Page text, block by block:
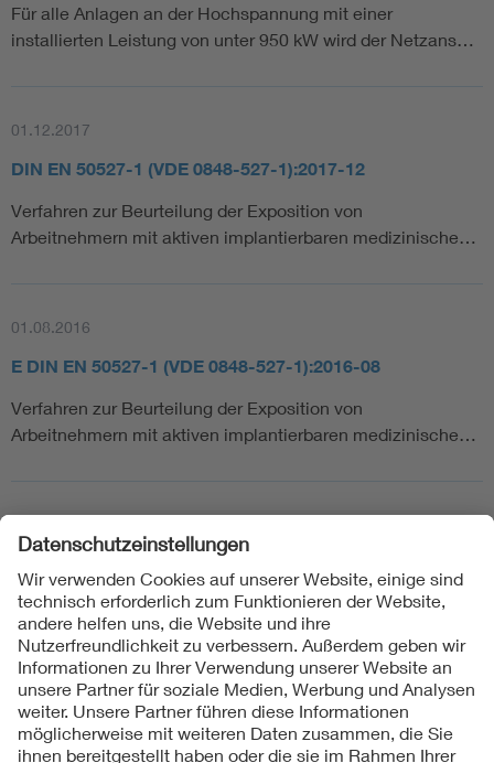
Für alle Anlagen an der Hochspannung mit einer
installierten Leistung von unter 950 kW wird der Netzans…
01.12.2017
DIN EN 50527-1 (VDE 0848-527-1):2017-12
Verfahren zur Beurteilung der Exposition von
Arbeitnehmern mit aktiven implantierbaren medizinische…
01.08.2016
E DIN EN 50527-1 (VDE 0848-527-1):2016-08
Verfahren zur Beurteilung der Exposition von
Arbeitnehmern mit aktiven implantierbaren medizinische…
Folgen Sie uns